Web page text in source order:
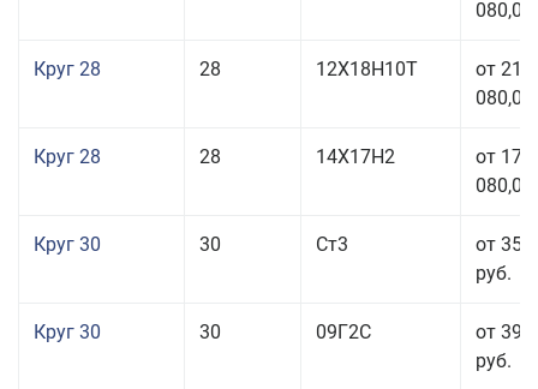
080,00
Круг 28 28 12Х18Н10Т
от 210
080,00
Круг 28 28 14Х17Н2
от 179
080,00
Круг 30 30 Ст3
от 35
руб.
Круг 30 30 09Г2С
от 39
руб.